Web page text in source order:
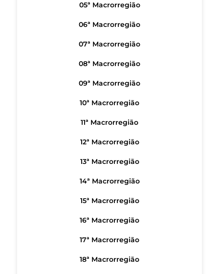
05ª Macrorregião
06ª Macrorregião
07ª Macrorregião
08ª Macrorregião
09ª Macrorregião
10ª Macrorregião
11ª Macrorregião
12ª Macrorregião
13ª Macrorregião
14ª Macrorregião
15ª Macrorregião
16ª Macrorregião
17ª Macrorregião
18ª Macrorregião